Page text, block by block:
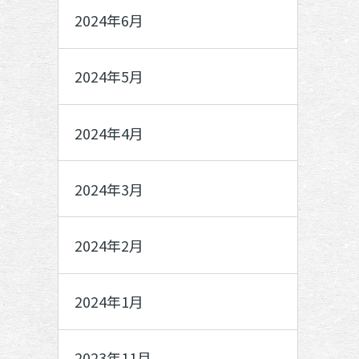
2024年6月
2024年5月
2024年4月
2024年3月
2024年2月
2024年1月